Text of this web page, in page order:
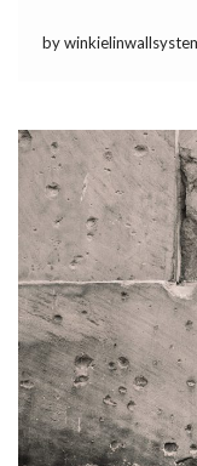
bliskimi. Dla
by